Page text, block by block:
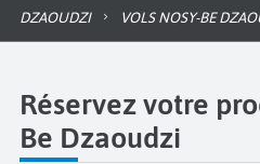
DZAOUDZI VOLS NOSY-BE
Réservez votre
Be Dzaoudzi